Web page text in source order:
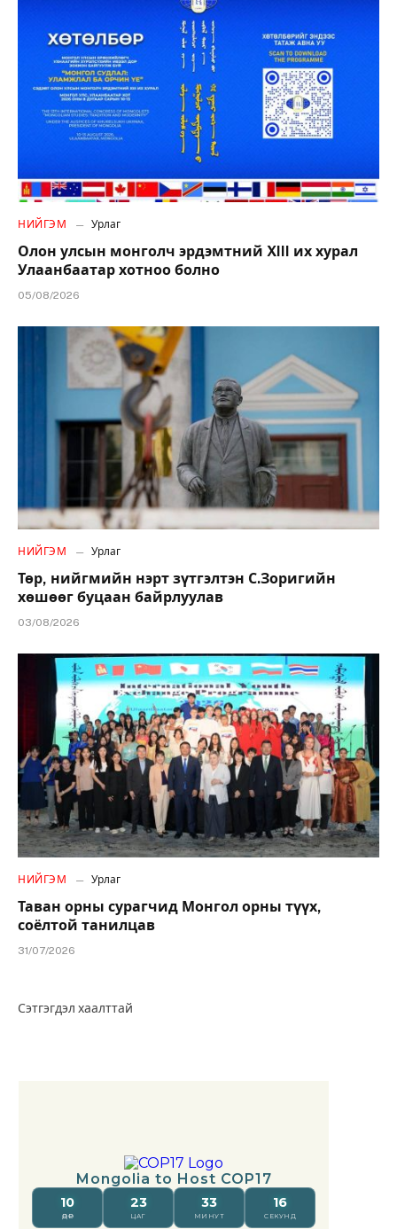
НИЙГЭМ Урлаг
Олон улсын монголч эрдэмтний XIII их хурал
Улаанбаатар хотноо болно
05/08/2026
НИЙГЭМ Урлаг
Төр, нийгмийн нэрт зүтгэлтэн С.Зоригийн
хөшөөг буцаан байрлуулав
03/08/2026
НИЙГЭМ Урлаг
Таван орны сурагчид Монгол орны түүх,
соёлтой танилцав
31/07/2026
Сэтгэгдэл хаалттай